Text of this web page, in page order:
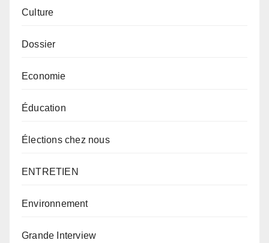
Culture
Dossier
Economie
Éducation
Élections chez nous
ENTRETIEN
Environnement
Grande Interview